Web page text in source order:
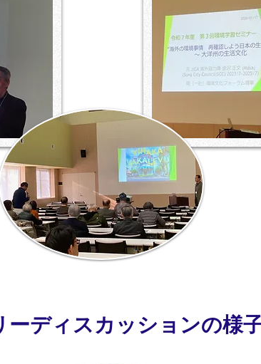
ーディスカッションの様